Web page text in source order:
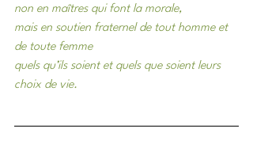
non en maîtres qui font la morale,
mais en soutien fraternel de tout homme et
de toute femme
quels qu’ils soient et quels que soient leurs
choix de vie.